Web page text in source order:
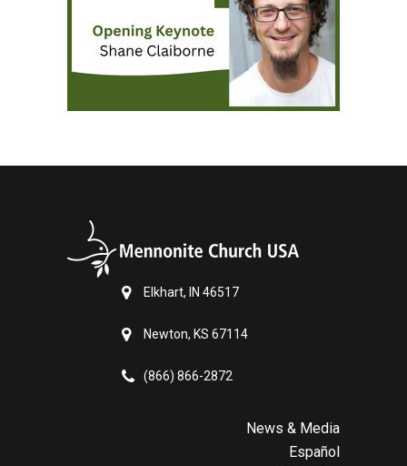
Elkhart, IN 46517
Newton, KS 67114
(866) 866-2872
News & Media
Español